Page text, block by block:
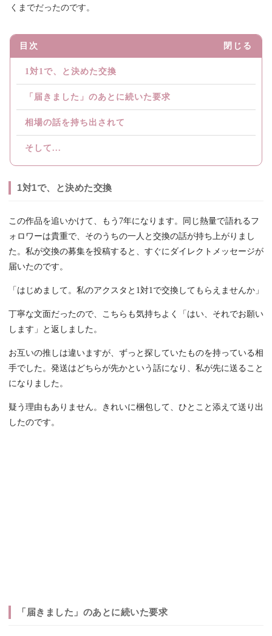
くまでだったのです。
目次 閉じる
1対1で、と決めた交換
「届きました」のあとに続いた要求
相場の話を持ち出されて
そして...
1対1で、と決めた交換
この作品を追いかけて、もう7年になります。同じ熱量で語れるフ
ォロワーは貴重で、そのうちの一人と交換の話が持ち上がりまし
た。私が交換の募集を投稿すると、すぐにダイレクトメッセージが
届いたのです。
「はじめまして。私のアクスタと1対1で交換してもらえませんか」
丁寧な文面だったので、こちらも気持ちよく「はい、それでお願い
します」と返しました。
お互いの推しは違いますが、ずっと探していたものを持っている相
手でした。発送はどちらが先かという話になり、私が先に送ること
になりました。
疑う理由もありません。きれいに梱包して、ひとこと添えて送り出
したのです。
「届きました」のあとに続いた要求